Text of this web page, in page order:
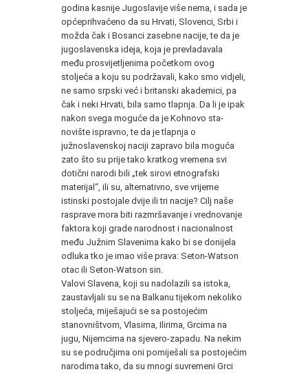
godina kasnije Ju­goslavije više nema, i sada je
općeprihvaćeno da su Hrvati, Slo­venci, Srbi i
možda čak i Bosanci zasebne nacije, te da je
jugos­lavenska ideja, koja je prevladavala
među prosvijetljenima počet­kom ovog
stoljeća a koju su podržavali, kako smo vidjeli,
ne sa­mo srpski već i britanski akademici, pa
čak i neki Hrvati, bila sa­mo tlapnja. Da li je ipak
nakon svega moguće da je Kohnovo sta­
novište ispravno, te da je tlapnja o
južnoslavenskoj naciji zapra­vo bila moguća
zato što su prije tako kratkog vremena svi
dotič­ni narodi bili „tek sirovi etnografski
materijal“, ili su, alternativ­no, sve vrijeme
istinski postojale dvije ili tri nacije? Cilj naše
ras­prave mora biti razmršavanje i vrednovanje
faktora koji grade na­rodnost i nacionalnost
među Južnim Slavenima kako bi se doni­jela
odluka tko je imao više prava: Seton-Watson
otac ili Seton-Watson sin.
Valovi Slavena, koji su nadolazili sa istoka,
zaustavljali su se na Balkanu tijekom nekoliko
stoljeća, miješajući se sa postoje­ćim
stanovništvom, Vlasima, Ilirima, Grcima na
jugu, Nijemci­ma na sjevero-zapadu. Na nekim
su se područjima oni pomiješa­li sa postojećim
narodima tako, da su mnogi suvremeni Grci